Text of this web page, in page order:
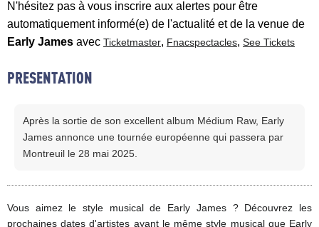
N'hésitez pas à vous inscrire aux alertes pour être
automatiquement informé(e) de l'actualité et de la venue de
Early James avec Ticketmaster, Fnacspectacles, See Tickets
PRESENTATION
Après la sortie de son excellent album Médium Raw, Early
James annonce une tournée européenne qui passera par
Montreuil le 28 mai 2025.
Vous aimez le style musical de Early James ? Découvrez les
prochaines dates d'artistes ayant le même style musical que Early